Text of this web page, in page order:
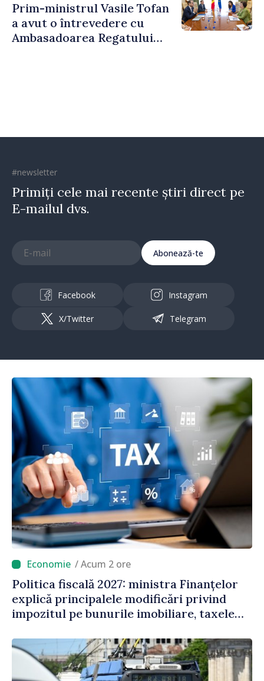
Prim-ministrul Vasile Tofan
a avut o întrevedere cu
Ambasadoarea Regatului
#newsletter
Primiți cele mai recente știri direct pe
E-mailul dvs.
Abonează-te
Facebook Instagram
X/Twitter Telegram
/ Acum 2 ore
Politica fiscală 2027: ministra Finanțelor
explică principalele modificări privind
impozitul pe bunurile imobiliare, taxele